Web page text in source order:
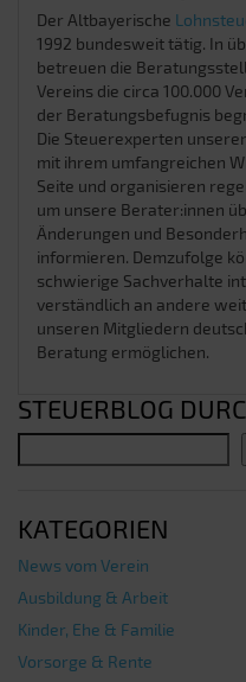
Der Altbayerische
1992 bundesweit tätig. In
betreuen die
Vereins die circa 100.000
der Beratungsbefugnis
Die Steuerexperten
mit ihrem umfangreichen
Seite und organisieren
um unsere Berater:innen
Änderungen und
informieren. Demzufolge
schwierige Sachverhalte
verständlich an andere
unseren Mitgliedern
Beratung ermöglichen.
STEUERBLOG
KATEGORIEN
News vom Verein
Ausbildung & Arbeit
Kinder, Ehe & Familie
Vorsorge & Rente